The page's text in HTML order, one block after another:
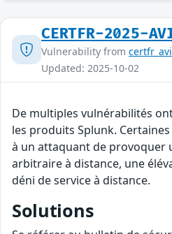
CERTFR-2025-
Vulnerability from
Updated: 2025-10-02
De multiples vulnérabilités
les produits Splunk.
à un attaquant de provoquer
arbitraire à distance, une
déni de service à distance.
Solutions